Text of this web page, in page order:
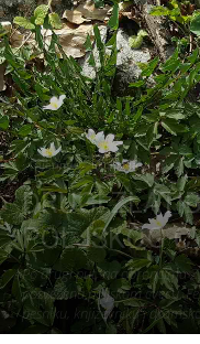
Čajetina Ekologija
DRUGI
POLJSKOG
Po drugi put, na obroncima
posvećena poljskom cveću.
pesniku, književniku i